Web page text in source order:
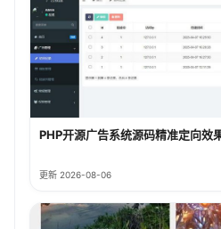
PHP开源广告系统源码精准定向效
更新 2026-08-06